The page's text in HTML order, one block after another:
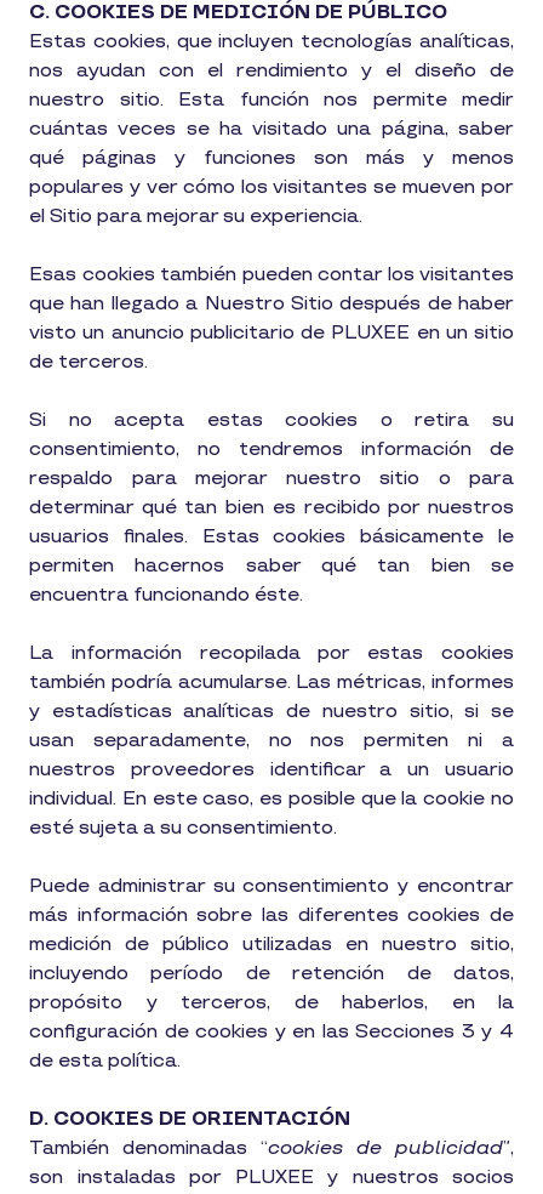
C. COOKIES DE MEDICIÓN DE PÚBLICO
Estas cookies, que incluyen tecnologías analíticas,
nos ayudan con el rendimiento y el diseño de
nuestro sitio. Esta función nos permite medir
cuántas veces se ha visitado una página, saber
qué páginas y funciones son más y menos
populares y ver cómo los visitantes se mueven por
el Sitio para mejorar su experiencia.
Esas cookies también pueden contar los visitantes
que han llegado a Nuestro Sitio después de haber
visto un anuncio publicitario de PLUXEE en un sitio
de terceros.
Si no acepta estas cookies o retira su
consentimiento, no tendremos información de
respaldo para mejorar nuestro sitio o para
determinar qué tan bien es recibido por nuestros
usuarios finales. Estas cookies básicamente le
permiten hacernos saber qué tan bien se
encuentra funcionando éste.
La información recopilada por estas cookies
también podría acumularse. Las métricas, informes
y estadísticas analíticas de nuestro sitio, si se
usan separadamente, no nos permiten ni a
nuestros proveedores identificar a un usuario
individual. En este caso, es posible que la cookie no
esté sujeta a su consentimiento.
Puede administrar su consentimiento y encontrar
más información sobre las diferentes cookies de
medición de público utilizadas en nuestro sitio,
incluyendo período de retención de datos,
propósito y terceros, de haberlos, en la
configuración de cookies y en las Secciones 3 y 4
de esta política.
D. COOKIES DE ORIENTACIÓN
También denominadas “cookies de publicidad”,
son instaladas por PLUXEE y nuestros socios